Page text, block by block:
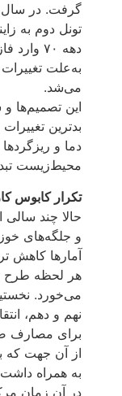
تونل دوم به
دهه ۷۰
به‌علت
می‌شد.
این تصمیم‌ها و
بدترین
دما و
محیط‌زیست
تکرار کابوس
حالا چند
و جلگه‌های
آمارها کاهش
هر لحظه طرح
می‌خورد.
نهم و دهم،
برای مصارف
از آن جهت که
به ‌همراه
در آن زمان